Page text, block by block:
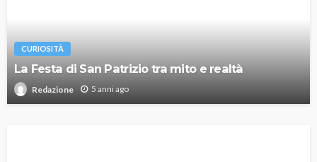
CURIOSITÀ
La Festa di San Patrizio tra mito e realtà
Redazione 5 anni ago